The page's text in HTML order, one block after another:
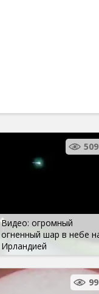
Видео: огромный
огненный шар в небе
Ирландией
509
99